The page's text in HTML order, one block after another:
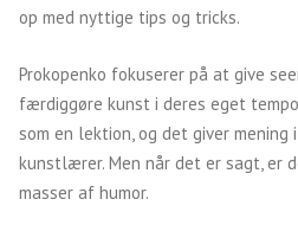
op med nyttige tips og tricks.
Prokopenko fokuserer på at give
færdiggøre kunst i deres eget
som en lektion, og det giver mening
kunstlærer. Men når det er sagt, er
masser af humor.